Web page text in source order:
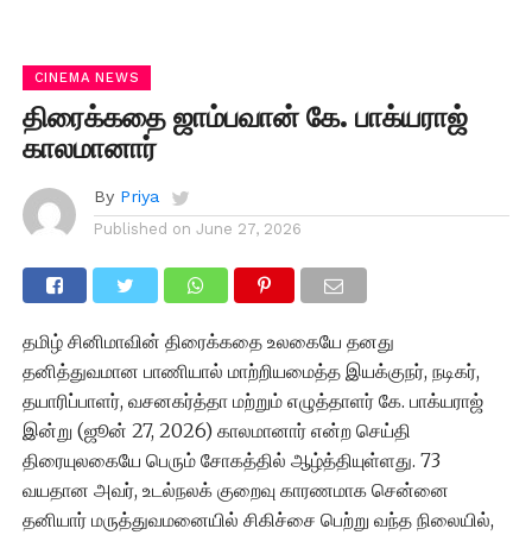
CINEMA NEWS
திரைக்கதை ஜாம்பவான் கே. பாக்யராஜ்
காலமானார்
By Priya
Published on June 27, 2026
தமிழ் சினிமாவின் திரைக்கதை உலகையே தனது
தனித்துவமான பாணியால் மாற்றியமைத்த இயக்குநர், நடிகர்,
தயாரிப்பாளர், வசனகர்த்தா மற்றும் எழுத்தாளர் கே. பாக்யராஜ்
இன்று (ஜூன் 27, 2026) காலமானார் என்ற செய்தி
திரையுலகையே பெரும் சோகத்தில் ஆழ்த்தியுள்ளது. 73
வயதான அவர், உடல்நலக் குறைவு காரணமாக சென்னை
தனியார் மருத்துவமனையில் சிகிச்சை பெற்று வந்த நிலையில்,